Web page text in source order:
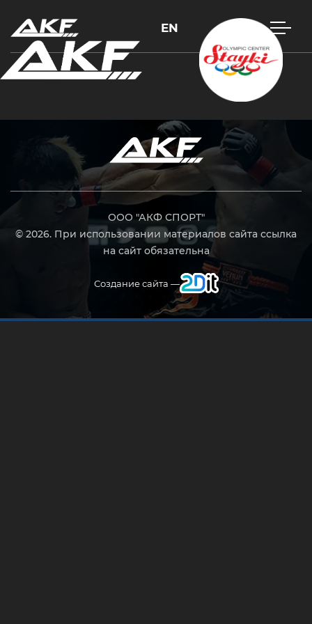
EN
ООО "АКФ СПОРТ"
© 2026. При использовании материалов сайта ссылка
на сайт обязательна
Создание сайта —
Нажмите Enter для поиска или Esc, чтобы закрыть